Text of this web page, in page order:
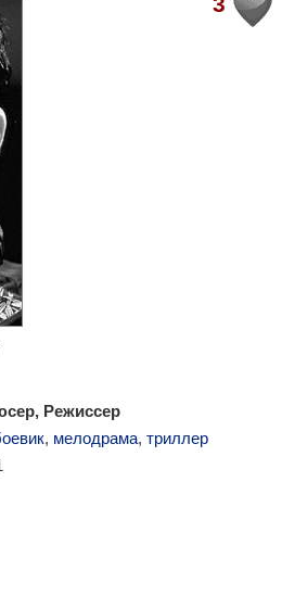
Режиссер
, мелодрама, триллер